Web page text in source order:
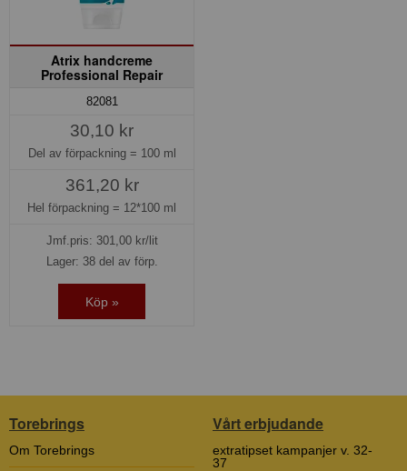
Atrix handcreme
Professional Repair
82081
30,10 kr
Del av förpackning = 100 ml
361,20 kr
Hel förpackning = 12*100 ml
Jmf.pris: 301,00kr/lit
Lager: 38 del av förp.
Köp »
Torebrings
Om Torebrings
Vårt erbjudande
extratipset kampanjer v. 32-
37